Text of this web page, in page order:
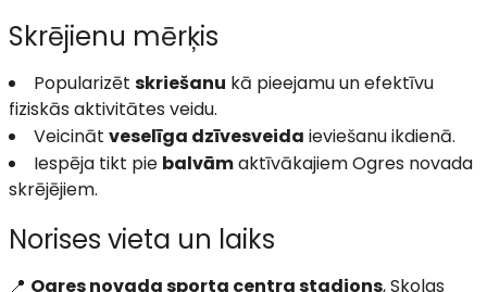
Skrējienu mērķis
Popularizēt skriešanu kā pieejamu un efektīvu
fiziskās aktivitātes veidu.
Veicināt veselīga dzīvesveida ieviešanu ikdienā.
Iespēja tikt pie balvāmaktīvākajiem Ogres novada
skrējējiem.
Norises vieta un laiks
📍 Ogres novada sporta centra stadions, Skolas